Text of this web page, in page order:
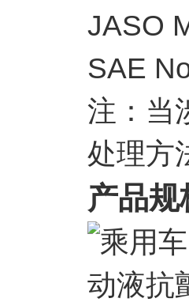
JASO
SAE
注：当
处理方
产品规